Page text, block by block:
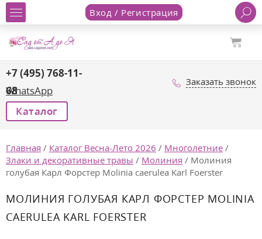
Вход / Регистрация
+7 (495) 768-11-
68
WhatsApp
Заказать звонок
Каталог
Главная / Каталог Весна-Лето 2026 / Многолетние /
Злаки и декоративные травы / Молиния / Молиния
голубая Карл Форстер Molinia caerulea Karl Foerster
МОЛИНИЯ ГОЛУБАЯ КАРЛ ФОРСТЕР MOLINIA
CAERULEA KARL FOERSTER